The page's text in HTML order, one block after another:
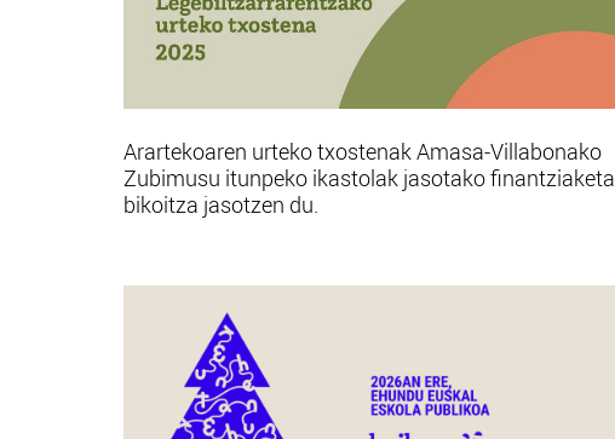
Arartekoaren urteko txostenak Amasa-Villabonako
Zubimusu itunpeko ikastolak jasotako finantziaketa
bikoitza jasotzen du.